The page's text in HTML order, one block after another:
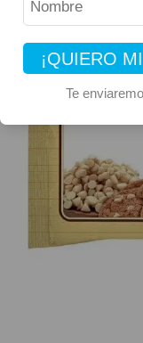
¡QUIERO
Te